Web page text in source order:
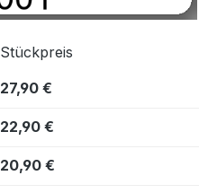
Stückpreis
27,90 €
22,90 €
20,90 €